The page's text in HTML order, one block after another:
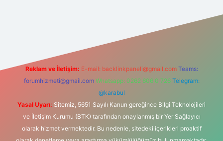
Reklam ve İletişim: E-mail: backlinkpaneli@gmail.com Teams:
forumhizmeti@gmail.com Whatsapp: 0262 606 0 726 Telegram:
@karabul
Yasal Uyarı: Sitemiz, 5651 Sayılı Kanun gereğince Bilgi Teknolojileri
ve İletişim Kurumu (BTK) tarafından onaylanmış bir Yer Sağlayıcı
olarak hizmet vermektedir. Bu nedenle, sitedeki içerikleri proaktif